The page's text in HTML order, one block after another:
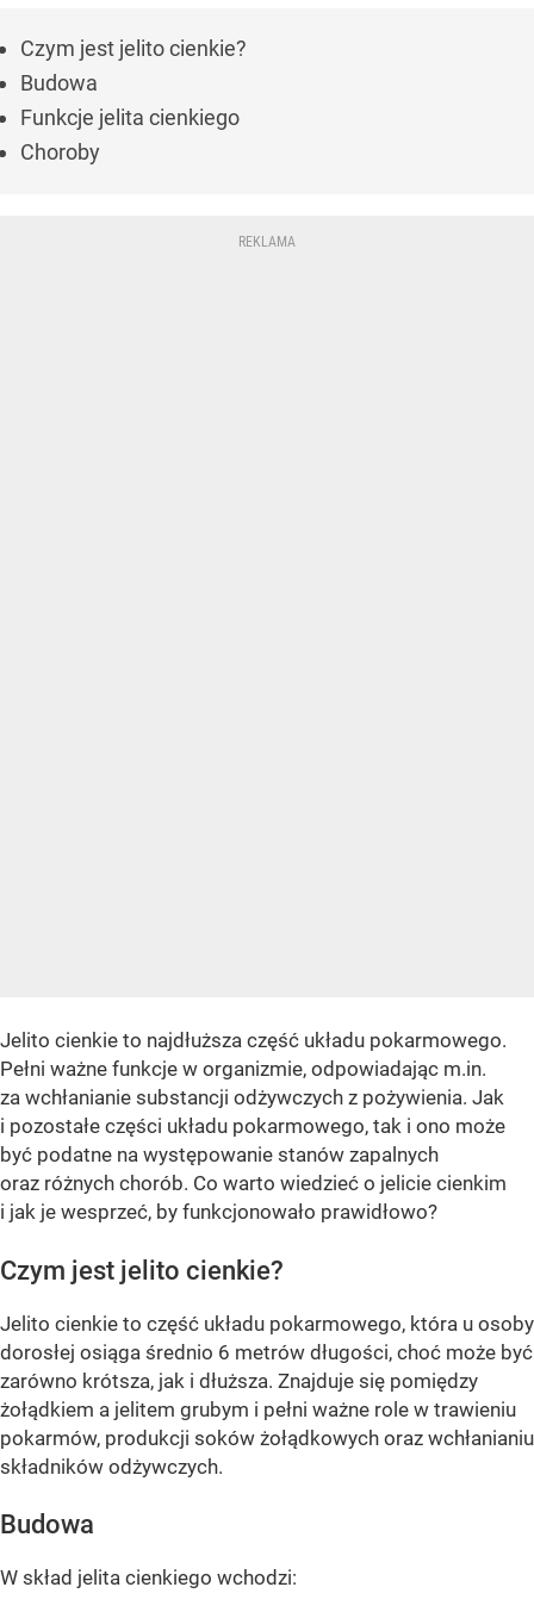
Czym jest jelito cienkie?
Budowa
Funkcje jelita cienkiego
Choroby
Jelito cienkie to najdłuższa część układu pokarmowego.
Pełni ważne funkcje w organizmie, odpowiadając m.in.
za wchłanianie substancji odżywczych z pożywienia. Jak
i pozostałe części układu pokarmowego, tak i ono może
być podatne na występowanie stanów zapalnych
oraz różnych chorób. Co warto wiedzieć o jelicie cienkim
i jak je wesprzeć, by funkcjonowało prawidłowo?
Czym jest jelito cienkie?
Jelito cienkie to część układu pokarmowego, która u osoby
dorosłej osiąga średnio 6 metrów długości, choć może być
zarówno krótsza, jak i dłuższa. Znajduje się pomiędzy
żołądkiem a jelitem grubym i pełni ważne role w trawieniu
pokarmów, produkcji soków żołądkowych oraz wchłanianiu
składników odżywczych.
Budowa
W skład jelita cienkiego wchodzi: